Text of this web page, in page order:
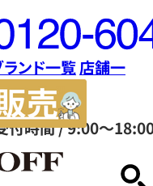
付時間 / 9:00～
ンド一覧店舗一
サ